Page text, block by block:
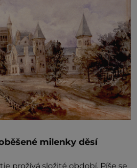
milenky děsí
prožívá složité období. Píše se